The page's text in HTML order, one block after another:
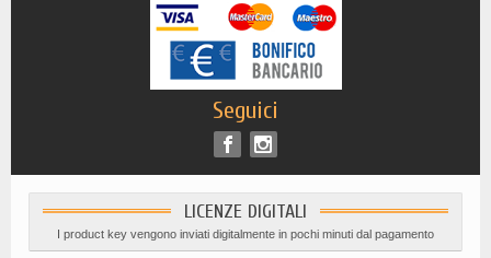
Seguici
LICENZE DIGITALI
I product key vengono inviati digitalmente in pochi minuti dal pagamento